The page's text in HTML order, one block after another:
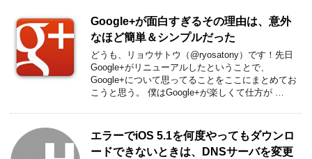
Google+が面白すぎるその理由は、意外
なほど簡単＆シンプルだった
どうも、リョウサトウ（@ryosatony）です！先日
Google+がリニューアルしたということで、
Google+について思ってることをここにまとめてお
こうと思う。 僕はGoogle+が楽しくて仕方が …
エラーでiOS 5.1を何度やってもダウンロ
ードできないときは、DNSサーバを変更